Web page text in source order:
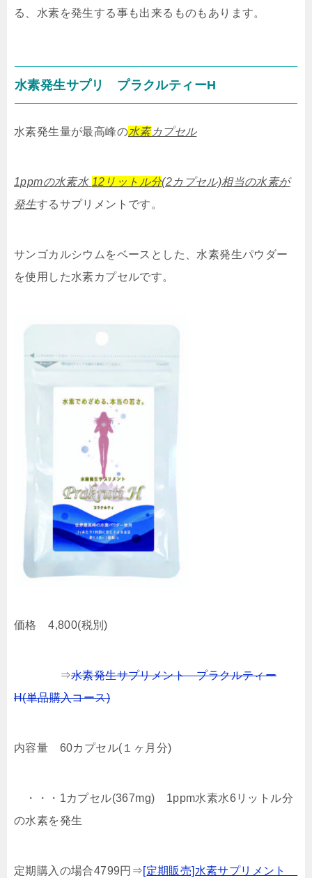
る、水素を発生する事も出来るものもあります。
水素発生サプリ プラクルティーH
水素発生量が最高峰の水素カプセル
1ppmの水素水 12リットル分(2カプセル)相当の水素が
発生するサプリメントです。
サンゴカルシウムをベースとした、水素発生パウダー
を使用した水素カプセルです。
価格 4,800(税別)
⇒水素発生サプリメント プラクルティー
H(単品購入コース)
内容量 60カプセル(１ヶ月分)
・・・1カプセル(367mg) 1ppm水素水6リットル分
の水素を発生
定期購入の場合4799円⇒ [定期販売]水素サプリメント